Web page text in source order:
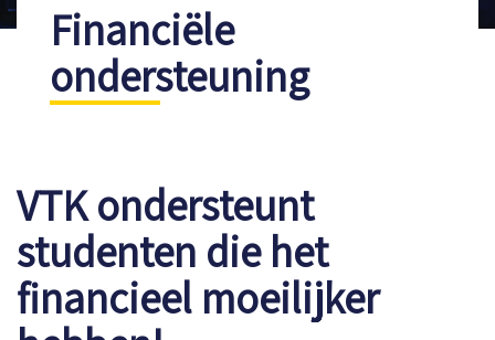
Financiële
ondersteuning
VTK ondersteunt
studenten die het
financieel moeilijker